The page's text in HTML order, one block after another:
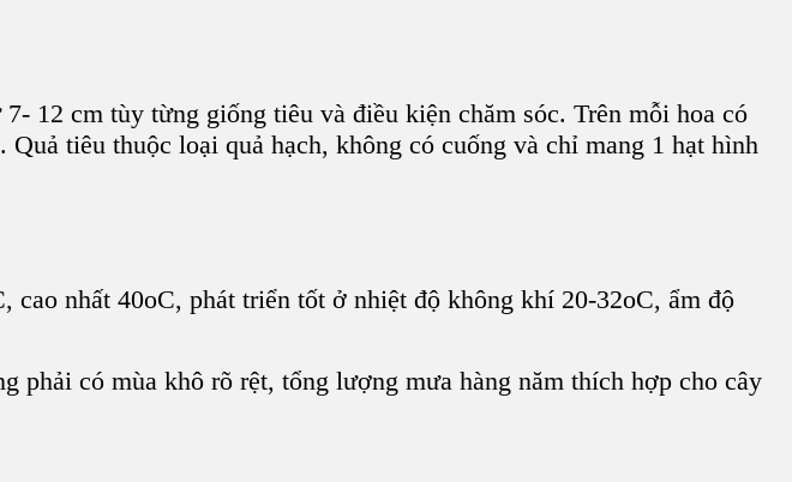
12 cm tùy từng giống tiêu và điều kiện chăm sóc. Trên mỗi hoa có
Quả tiêu thuộc loại quả hạch, không có cuống và chỉ mang 1 hạt hình
cao nhất 40oC, phát triển tốt ở nhiệt độ không khí 20-32oC, ẩm độ
phải có mùa khô rõ rệt, tổng lượng mưa hàng năm thích hợp cho cây